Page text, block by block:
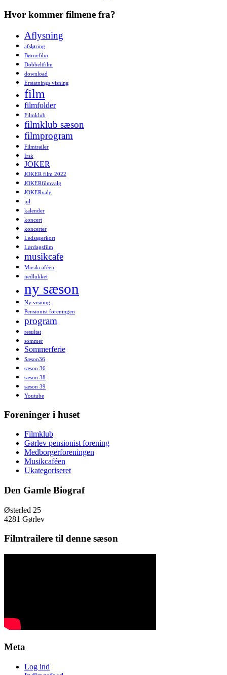
Hvor kommer filmene fra?
Aflysning
afsløring
Børnefilm
Dobbeltfilm
download
Erstatnings visning
film
filmfolder
Filmklub
filmklub sæson
filmprogram
Filmtrailer
Irsk
JOKER
JOKER film 2022
JOKERfilmvalg
JOKERvalg
jul
kalender
koncert
koncerter
Ledsagerkort
Lørdagsfilm
musikcafe
Musikcaféen
nedlukket
ny sæson
Ny visning
Pensionist foreningen
program
resultat
sommer
Sommerferie
Sæson36
sæson 36
sæson 38
sæson 39
Youtube
Foreninger i huset
Filmklub
Gørlev pensionist forening
Medborgerforeningen
Musikcaféen
Ukategoriseret
Den Gamle Biograf
Østerled 25
4281 Gørlev
Filmtrailere til denne sæson
Meta
Log ind